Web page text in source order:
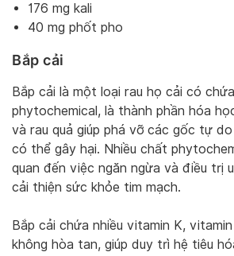
176 mg kali
40 mg phốt pho
Bắp cải
Bắp cải là một loại rau họ cải có
phytochemical, là thành phần hóa
và rau quả giúp phá vỡ các gốc tự
có thể gây hại. Nhiều chất
quan đến việc ngăn ngừa và điều trị
cải thiện sức khỏe tim mạch.
Bắp cải chứa nhiều vitamin K,
không hòa tan, giúp duy trì hệ tiêu